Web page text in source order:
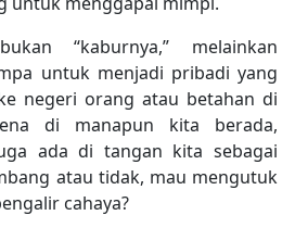
“kaburnya,” melainkan
untuk menjadi pribadi yang
negeri orang atau betahan di
di manapun kita berada,
ada di tangan kita sebagai
atau tidak, mau mengutuk
cahaya?